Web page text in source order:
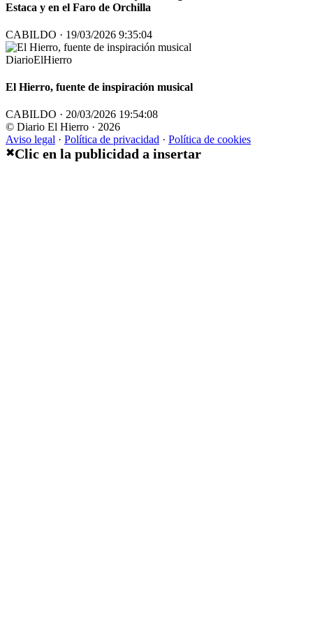
Estaca y en el Faro de Orchilla
CABILDO · 19/03/2026 9:35:04
DiarioElHierro
El Hierro, fuente de inspiración musical
CABILDO · 20/03/2026 19:54:08
© Diario El Hierro · 2026
Aviso legal · Política de privacidad · Política de cookies
✖Clic en la publicidad a insertar